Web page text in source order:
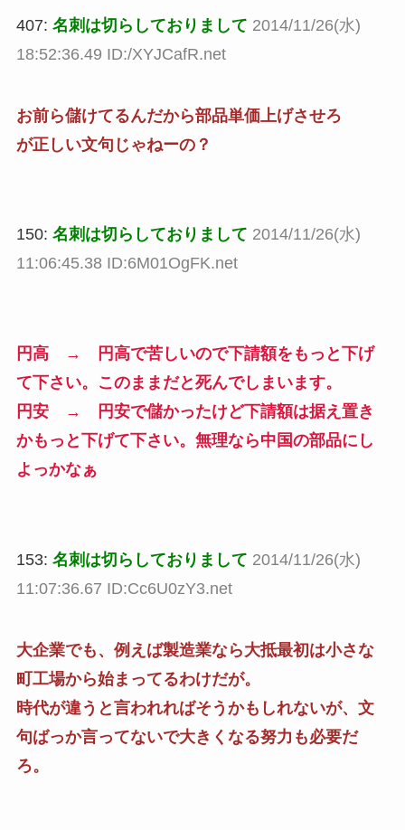
407: 名刺は切らしておりまして 2014/11/26(水)
18:52:36.49 ID:/XYJCafR.net
お前ら儲けてるんだから部品単価上げさせろ
が正しい文句じゃねーの？
150: 名刺は切らしておりまして 2014/11/26(水)
11:06:45.38 ID:6M01OgFK.net
円高 → 円高で苦しいので下請額をもっと下げ
て下さい。このままだと死んでしまいます。
円安 → 円安で儲かったけど下請額は据え置き
かもっと下げて下さい。無理なら中国の部品にし
よっかなぁ
153: 名刺は切らしておりまして 2014/11/26(水)
11:07:36.67 ID:Cc6U0zY3.net
大企業でも、例えば製造業なら大抵最初は小さな
町工場から始まってるわけだが。
時代が違うと言われればそうかもしれないが、文
句ばっか言ってないで大きくなる努力も必要だ
ろ。